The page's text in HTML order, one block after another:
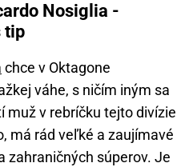
Nosiglia -
tip
chce v Oktagone
váhe, s ničím iným sa
muž v rebríčku tejto divízie
má rád veľké a zaujímavé
zahraničných súperov. Je